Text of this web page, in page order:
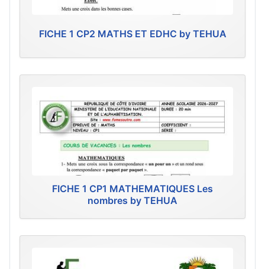
FICHE 1 CP2 MATHS ET EDHC by TEHUA
FICHE 1 CP1 MATHEMATIQUES Les
nombres by TEHUA